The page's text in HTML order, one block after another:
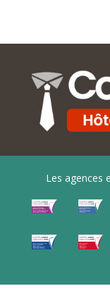
Les agences